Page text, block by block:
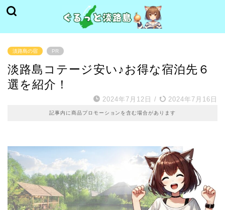
淡路島の宿 PR
淡路島コテージ安い♪お得な宿泊先６
選を紹介！
2024年7月12日 / 2024年7月16日
記事内に商品プロモーションを含む場合があります